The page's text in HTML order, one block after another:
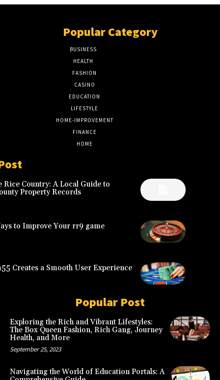
Popular Category
BUSINESS
HEALTH
FASHION
CASINO
EDUCATION
LIFESTYLE
HOME-IMPROVEMENT
FINANCE
HOME
Rice Country: A Local Guide to
Property Records
to Improve Your rr9 game
Creates a Smooth User Experience
Popular Post
Exploring the Rich and Vibrant Lifestyles:
The Box Queen Fashion, Rich Gang, Journey
Health, and More
September 25, 2023
Navigating the World of Education Portals: A